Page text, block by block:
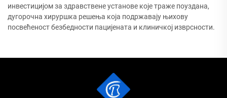
инвестицијом за здравствене установе које траже поуздана,
дугорочна хируршка решења која подржавају њихову
посвећеност безбедности пацијената и клиничкој изврсности.